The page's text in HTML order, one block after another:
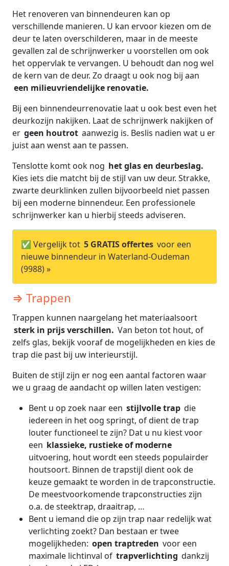
Het renoveren van binnendeuren kan op
verschillende manieren. U kan ervoor kiezen om de
deur te laten overschilderen, maar in de meeste
gevallen zal de schrijnwerker u voorstellen om ook
het oppervlak te vervangen. U behoudt dan nog wel
de kern van de deur. Zo draagt u ook nog bij aan
een milieuvriendelijke renovatie.
Bij een binnendeurrenovatie laat u ook best even het
deurkozijn nakijken. Laat de schrijnwerk nakijken of
er geen houtrot aanwezig is. Beslis nadien wat u er
juist aan wenst aan te passen.
Tenslotte komt ook nog het glas en deurbeslag.
Kies iets die matcht bij de stijl van uw deur. Strakke,
zwarte deurklinken zullen bijvoorbeeld niet passen
bij een moderne binnendeur. Een professionele
schrijnwerker kan u hierbij steeds adviseren.
✅ Vergelijk tot 5 GRATIS offertes voor een
nieuwe binnendeur in Waterland-Oudeman
(9988) »
⇒ Trappen
Trappen kunnen naargelang het materiaalsoort
sterk in prijs verschillen. Van beton tot hout, of
zelfs glas, bekijk vooraf de mogelijkheden en kies de
trap die past bij uw interieurstijl.
Buiten de stijl zijn er nog een aantal factoren waar
we u graag de aandacht op willen laten vestigen:
Bent u op zoek naar een stijlvolle trap die
iedereen in het oog springt, of dient de trap
louterfunctioneel te zijn? Dat u nu kiest voor
een klassieke, rustieke of moderne
uitvoering, hout wordt een steeds populairder
houtsoort. Binnen de trapstijl dient ook de
keuze gemaakt te worden in de trapconstructie.
De meestvoorkomende trapconstructies zijn
o.a. de steektrap, draaitrap, …
Bent u iemand die op zijn trap naar redelijk wat
verlichting zoekt? Dan bestaan er twee
mogelijkheden: open traptreden voor een
maximale lichtinval of trapverlichting dankzij